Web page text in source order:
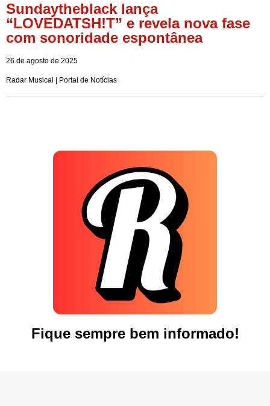
Sundaytheblack lança
“LOVEDATSH!T” e revela nova fase
com sonoridade espontânea
26 de agosto de 2025
Radar Musical | Portal de Notícias
Fique sempre bem informado!